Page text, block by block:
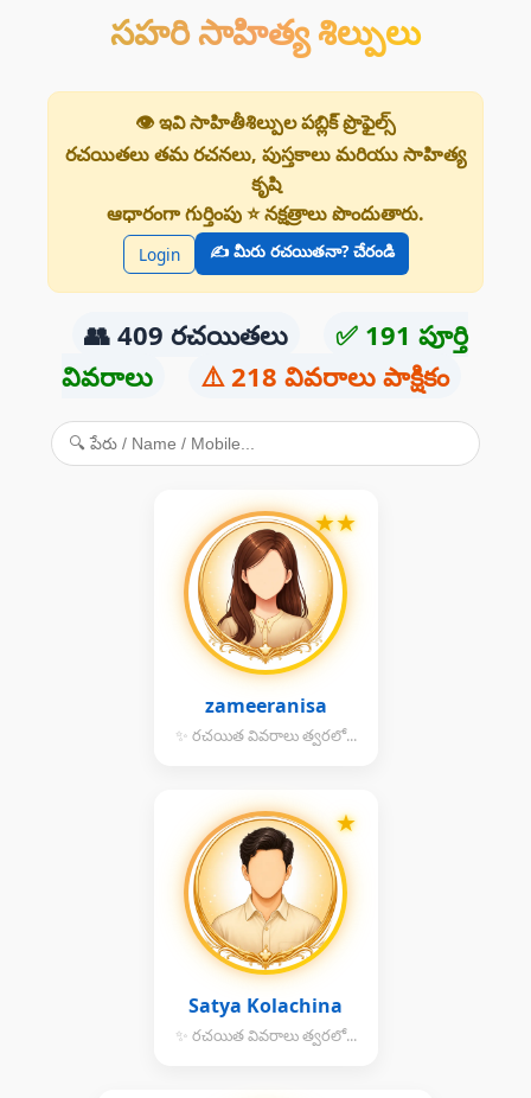
సహరి సాహిత్య శిల్పులు
👁️ ఇవి సాహితీశిల్పుల పబ్లిక్ ప్రొఫైల్స్
రచయితలు తమ రచనలు, పుస్తకాలు మరియు సాహిత్య
కృషి
ఆధారంగా గుర్తింపు ⭐ నక్షత్రాలు పొందుతారు.
Login ✍️ మీరు రచయితనా? చేరండి
👥 409 రచయితలు
✅ 191 పూర్తి
వివరాలు
⚠️ 218 వివరాలు పాక్షికం
★★
zameeranisa
✨ రచయిత వివరాలు త్వరలో...
★
Satya Kolachina
✨ రచయిత వివరాలు త్వరలో...